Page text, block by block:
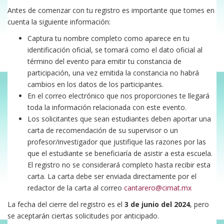
Antes de comenzar con tu registro es importante que tomes en
cuenta la siguiente información:
Captura tu nombre completo como aparece en tu
identificación oficial, se tomará como el dato oficial al
término del evento para emitir tu constancia de
participación, una vez emitida la constancia no habrá
cambios en los datos de los participantes.
En el correo electrónico que nos proporciones te llegará
toda la información relacionada con este evento.
Los solicitantes que sean estudiantes deben aportar una
carta de recomendación de su supervisor o un
profesor/investigador que justifique las razones por las
que el estudiante se beneficiaría de asistir a esta escuela.
El registro no se considerará completo hasta recibir esta
carta. La carta debe ser enviada directamente por el
redactor de la carta al correo cantarero@cimat.mx
La fecha del cierre del registro es el 3 de junio del 2024, pero
se aceptarán ciertas solicitudes por anticipado.